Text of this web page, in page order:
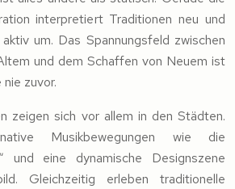
interpretiert Traditionen neu und
um. Das Spannungsfeld zwischen
und dem Schaffen von Neuem ist
zuvor.
zeigen sich vor allem in den Städten.
Musikbewegungen wie die
und eine dynamische Designszene
Gleichzeitig erleben traditionelle